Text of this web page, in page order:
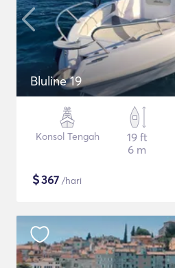
Bluline 19
Konsol Tengah
19 ft
6 m
$367 /hari